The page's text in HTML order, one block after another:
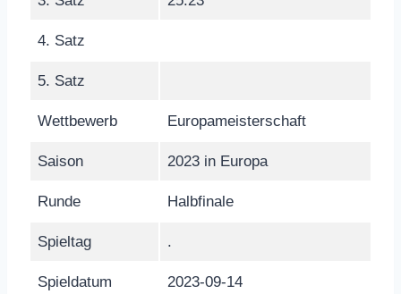
4. Satz
5. Satz
Wettbewerb Europameisterschaft
Saison 2023 in Europa
Runde Halbfinale
Spieltag .
Spieldatum 2023-09-14